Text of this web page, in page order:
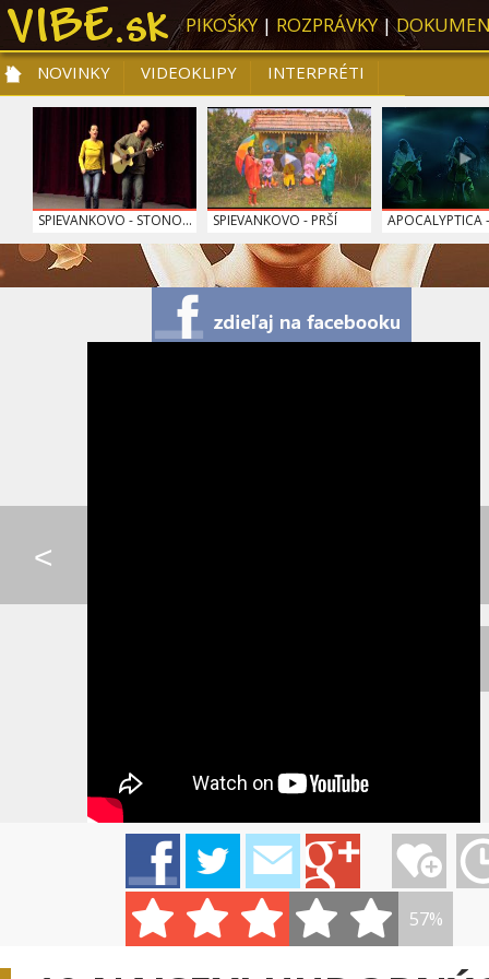
PIKOŠKY| ROZPRÁVKY|
NOVINKY
NOVINKY VIDEOKLIPY
INTERPRÉTI
SLOVENSKÁ HUDBA TOP 10
SPIEVANKOVO - STONO... SPIEVANKOVO - PRŠÍ APOCALYPTICA
0:05
LORDE - TEAM
BLON...
<
57%